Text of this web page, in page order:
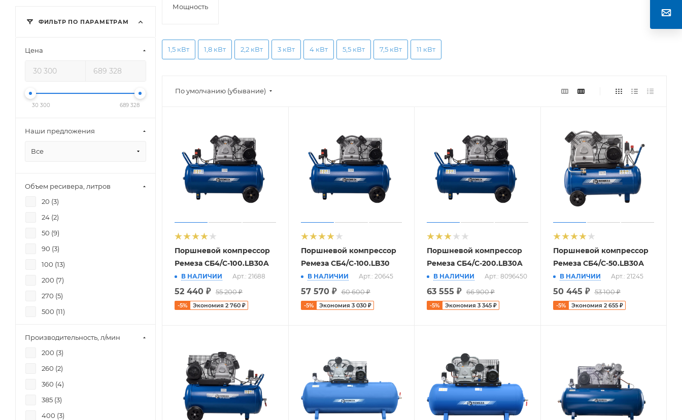
Мощность
1,5 кВт 1,8 кВт 2,2 кВт 3 кВт 4 кВт 5,5 кВт 7,5 кВт 11 кВт
По умолчанию (убывание)
Поршневой компрессор
Ремеза СБ4/С-100.LB30A
В НАЛИЧИИ Арт.: 21688
52 440 ₽ 55 200₽
-5% Экономия 2 760 ₽
Поршневой компрессор
Ремеза СБ4/С-100.LB30
В НАЛИЧИИ Арт.: 20645
57 570₽ 60 600₽
-5% Экономия 3 030₽
Поршневой компрессор
Ремеза СБ4/С-200.LB30A
В НАЛИЧИИ Арт.: 8096450
63 555 ₽ 66 900₽
-5% Экономия 3 345 ₽
Поршневой компрессор
Ремеза СБ4/C-50.LB30А
В НАЛИЧИИ Арт.: 21245
50 445 ₽ 53 100₽
-5% Экономия 2 655₽
ФИЛЬТР ПО ПАРАМЕТРАМ
Цена
30 300 689 328
Наши предложения
Все
Объем ресивера, литров
20 (3)
24 (2)
50 (9)
90 (3)
100 (13)
200 (7)
270 (5)
500 (11)
Производительность, л/мин
200 (3)
260 (2)
360 (4)
385 (3)
400 (3)